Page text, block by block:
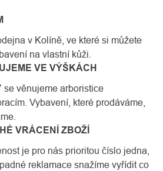
v Kolíně, ve které si můžete
na vlastní kůži.
VE VÝŠKÁCH
se věnujeme arboristice
Vybavení, které prodáváme,
VRÁCENÍ ZBOŽÍ
je pro nás prioritou číslo jedna,
reklamace snažíme vyřídit co